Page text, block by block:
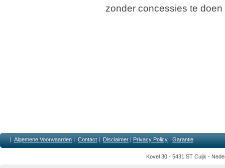
zonder concessies te
| Algemene Voorwaarden | Contact | Disclaimer | Privacy Policy | Garantie
Kovel 30 - 5431 ST Cuijk -